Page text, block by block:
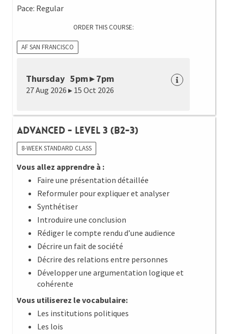
Pace: Regular
ORDER THIS COURSE:
AF SAN FRANCISCO
Thursday 5pm ▸ 7pm
27 Aug 2026 ▸ 15 Oct 2026
Advanced - Level 3 (B2-3)
8-WEEK STANDARD CLASS
Vous allez apprendre à :
Faire une présentation détaillée
Reformuler pour expliquer et analyser
Synthétiser
Introduire une conclusion
Rédiger le compte rendu d’une audience
Décrire un fait de société
Décrire des relations entre personnes
Développer une argumentation logique et
cohérente
Vous utiliserez le vocabulaire:
Les institutions politiques
Les lois